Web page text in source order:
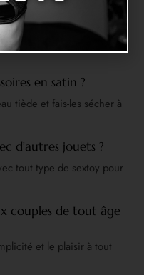
?
la peau tout en
en satin ?
tiède et fais-les sécher à
d’autres jouets ?
tout type de sextoy pour
couples de tout âge
et le plaisir à tout